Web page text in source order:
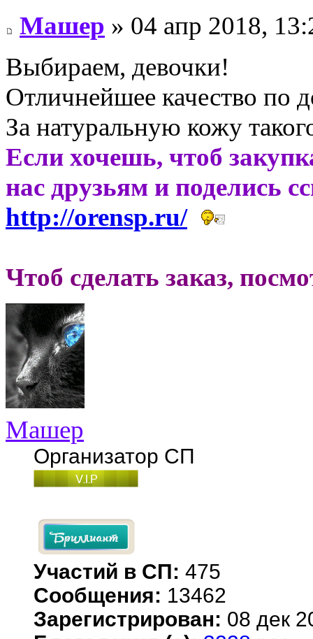
Машер » 04 апр 2018,
Выбираем, девочки!
Отличнейшее качество по
За натуральную кожу
Если хочешь, чтоб
нас друзьям и поделись
http://orensp.ru/
Чтоб сделать заказ,
Машер
Организатор СП
Участий в СП: 475
Сообщения: 13462
Зарегистрирован: 08 дек